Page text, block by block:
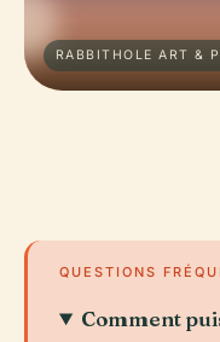
RABBITHOLE ART &
QUESTIONS
Comment